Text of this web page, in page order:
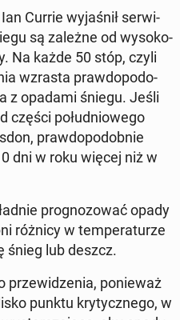
Currie wy­ja­śnił ser­wi­
są zależne od wy­so­ko­
Na każde 50 stóp, czyli
wzrasta praw­do­po­do­
z opadami śniegu. Jeśli
części po­łu­dnio­we­go
praw­do­po­dob­nie
dni w roku więcej niż w
pro­gno­zo­wać opady
różnicy w tem­pe­ra­tu­rze
śnieg lub deszcz.
prze­wi­dze­nia, po­nie­waż
punktu kry­tycz­ne­go, w